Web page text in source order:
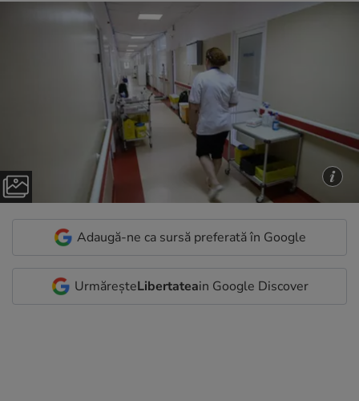
Adaugă-ne ca sursă preferată în Google
UrmăreșteLibertateain Google Discover